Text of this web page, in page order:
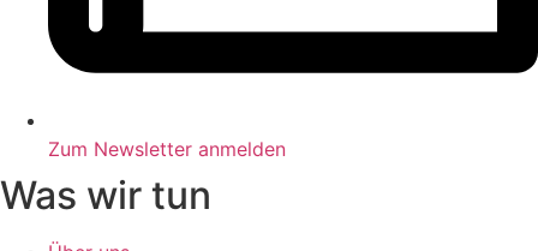
Zum Newsletter anmelden
Was wir tun